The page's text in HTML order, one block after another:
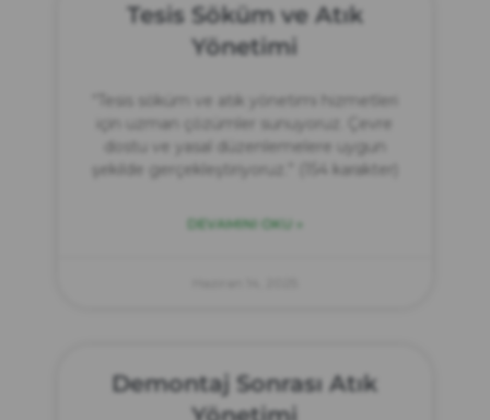
Tesis Söküm ve Atık
Yönetimi
“Tesis söküm ve atık yönetimi hizmetleri
için uzman çözümler sunuyoruz. Çevre
dostu ve yasal düzenlemelere uygun
şekilde gerçekleştiriyoruz.” (154 karakter)
DEVAMINI OKU »
Demontaj Sonrası Atık